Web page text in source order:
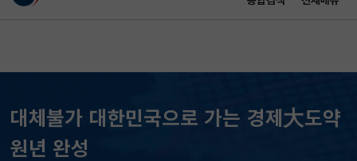
대체불가 대한민국으로 가는 경제大도약
원년 완성